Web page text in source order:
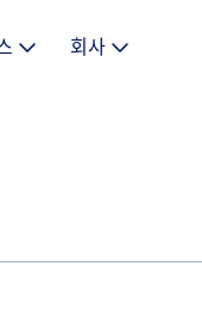
회사